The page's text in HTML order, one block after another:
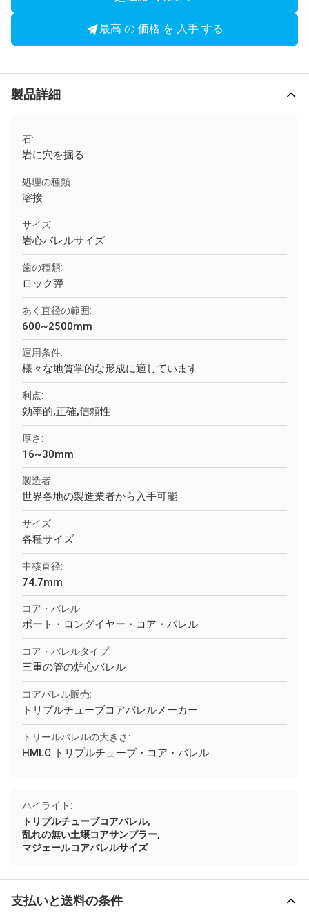
最高 の 価格 を 入手 する
製品詳細
石:
岩に穴を掘る
処理の種類:
溶接
サイズ:
岩心バレルサイズ
歯の種類:
ロック弾
あく直径の範囲:
600~2500mm
運用条件:
様々な地質学的な形成に適しています
利点:
効率的,正確,信頼性
厚さ:
16~30mm
製造者:
世界各地の製造業者から入手可能
サイズ:
各種サイズ
中核直径:
74.7mm
コア・バレル:
ボート・ロングイヤー・コア・バレル
コア・バレルタイプ:
三重の管の炉心バレル
コアバレル販売:
トリプルチューブコアバレルメーカー
トリールバレルの大きさ:
HMLC トリプルチューブ・コア・バレル
ハイライト:
トリプルチューブコアバレル,
乱れの無い土壌コアサンプラー,
マジェールコアバレルサイズ
支払いと送料の条件